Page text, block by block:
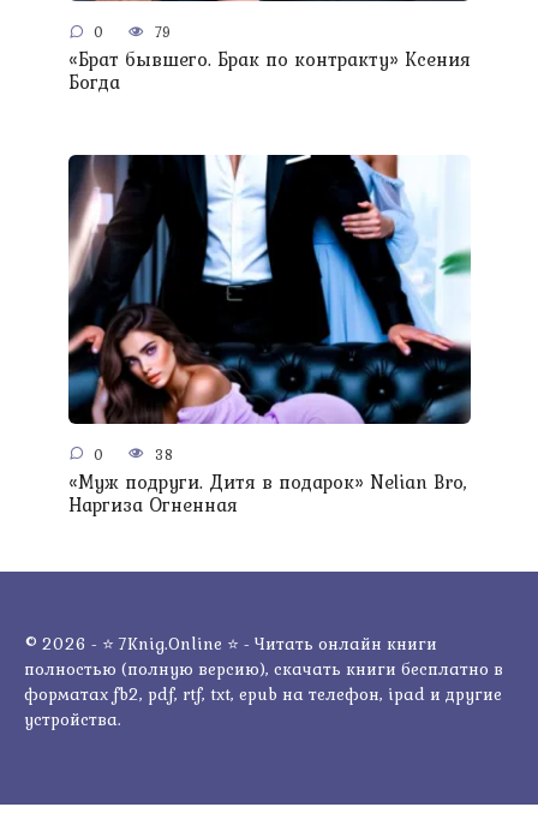
0 79
«Брат бывшего. Брак по контракту» Ксения
Богда
0 38
«Муж подруги. Дитя в подарок» Nelian Bro,
Наргиза Огненная
© 2026 - ⭐ 7Knig.Online ⭐ - Читать онлайн книги
полностью (полную версию), скачать книги бесплатно в
форматах fb2, pdf, rtf, txt, epub на телефон, ipad и другие
устройства.